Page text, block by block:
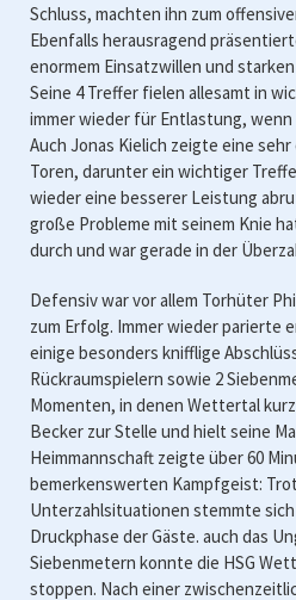
Schluss, machten ihn zum
Ebenfalls herausragend
enormem Einsatzwillen und
Seine 4 Treffer fielen allesamt in
immer wieder für Entlastung,
Auch Jonas Kielich zeigte eine
Toren, darunter ein wichtiger
wieder eine besserer Leistung
große Probleme mit seinem Knie
durch und war gerade in der
Defensiv war vor allem Torhüter
zum Erfolg. Immer wieder parierte
einige besonders knifflige
Rückraumspielern sowie 2
Momenten, in denen Wettertal
Becker zur Stelle und hielt seine
Heimmannschaft zeigte über 60
bemerkenswerten Kampfgeist:
Unterzahlsituationen stemmte sich
Druckphase der Gäste. auch das
Siebenmetern konnte die HSG
stoppen. Nach einer